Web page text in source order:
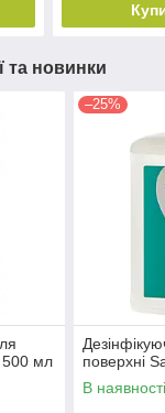
та новинки
500 мл
–25%
поверхні
В наявності